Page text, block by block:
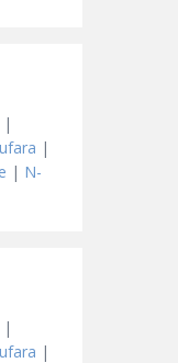
|
|
| N-
|
|